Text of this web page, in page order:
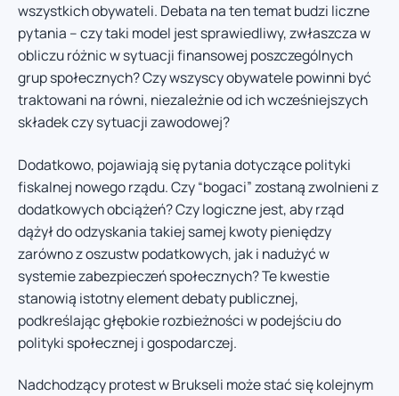
wszystkich obywateli. Debata na ten temat budzi liczne
pytania – czy taki model jest sprawiedliwy, zwłaszcza w
obliczu różnic w sytuacji finansowej poszczególnych
grup społecznych? Czy wszyscy obywatele powinni być
traktowani na równi, niezależnie od ich wcześniejszych
składek czy sytuacji zawodowej?
Dodatkowo, pojawiają się pytania dotyczące polityki
fiskalnej nowego rządu. Czy “bogaci” zostaną zwolnieni z
dodatkowych obciążeń? Czy logiczne jest, aby rząd
dążył do odzyskania takiej samej kwoty pieniędzy
zarówno z oszustw podatkowych, jak i nadużyć w
systemie zabezpieczeń społecznych? Te kwestie
stanowią istotny element debaty publicznej,
podkreślając głębokie rozbieżności w podejściu do
polityki społecznej i gospodarczej.
Nadchodzący protest w Brukseli może stać się kolejnym